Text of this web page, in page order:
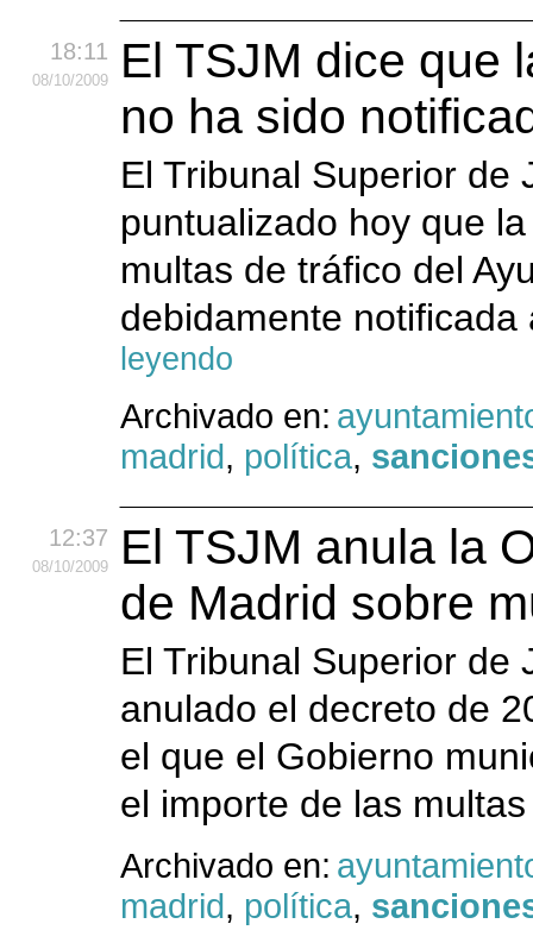
18:11
08/10/2009
El TSJM dice que
no ha sido
El Tribunal Superior de
puntualizado hoy que
multas de tráfico del
debidamente
leyendo
Archivado en:
madrid, política,
12:37
08/10/2009
El TSJM anula la
de Madrid sobre
El Tribunal Superior de
anulado el decreto de
el que el Gobierno
el importe de las
Archivado en:
madrid, política,